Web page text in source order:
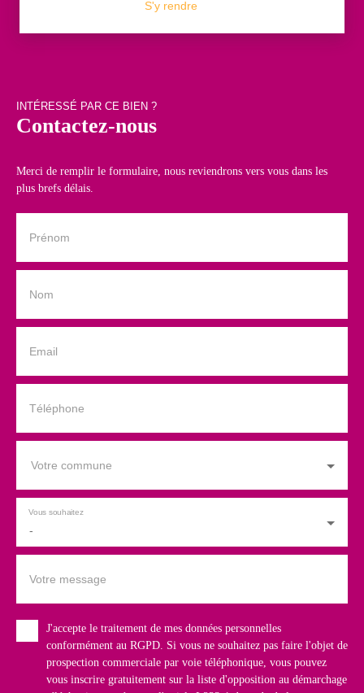
S'y rendre
INTÉRESSÉ PAR CE BIEN ?
Contactez-nous
Merci de remplir le formulaire, nous reviendrons vers vous dans les
plus brefs délais.
Prénom
Nom
Email
Téléphone
Votre commune
-
Vous souhaitez
Votre message
J'accepte le traitement de mes données personnelles
conformément au RGPD. Si vous ne souhaitez pas faire l'objet de
prospection commerciale par voie téléphonique, vous pouvez
vous inscrire gratuitement sur la liste d'opposition au démarchage